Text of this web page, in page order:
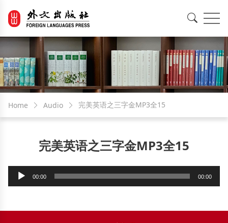
Home Audio 完美英语之三字金MP3全15
完美英语之三字金MP3全15
Audio
Player
00:00 00:00